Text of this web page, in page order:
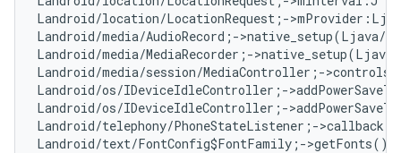
Landroid/location/LocationRequest;-
Landroid/media/AudioRecord;-
Landroid/media/MediaRecorder;-
Landroid/media/session/MediaController;-
Landroid/os/IDeviceIdleController;-
Landroid/os/IDeviceIdleController;-
Landroid/telephony/PhoneStateListener;-
Landroid/text/FontConfig$FontFamily;-